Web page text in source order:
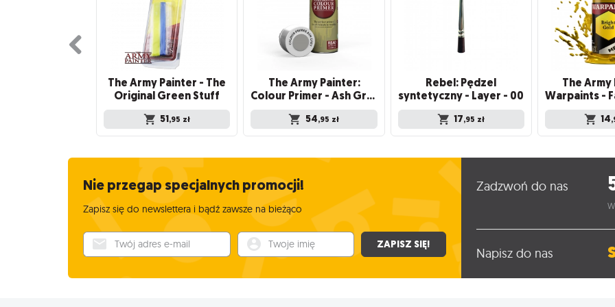
The Army Painter - The
Original Green Stuff
51,95 zł
The Army Painter:
Colour Primer - Ash Grey
54,95 zł
Rebel: Pędzel
syntetyczny - Layer - 00
17,95 zł
The
14
Nie przegap specjalnych promocji!
Zapisz się do newslettera i bądź zawsze na bieżąco
Twój adres e-mail Twoje imię ZAPISZ SIĘ!
Zadzwoń do nas
Napisz do nas